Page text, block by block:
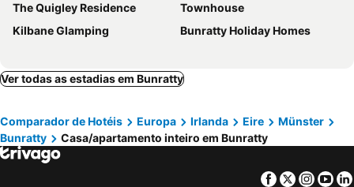
The Quigley Residence
Townhouse
Kilbane Glamping
Bunratty Holiday Homes
Ver todas as estadias em Bunratty
Comparador de Hotéis Europa Irlanda Eire
Münster
Bunratty
Casa/apartamento inteiro em Bunratty
Facebook
Twitter